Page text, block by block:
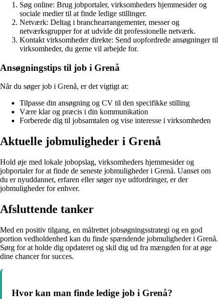
Søg online: Brug jobportaler, virksomheders hjemmesider og
sociale medier til at finde ledige stillinger.
Netværk: Deltag i branchearrangementer, messer og
netværksgrupper for at udvide dit professionelle netværk.
Kontakt virksomheder direkte: Send uopfordrede ansøgninger til
virksomheder, du gerne vil arbejde for.
Ansøgningstips til job i Grenå
Når du søger job i Grenå, er det vigtigt at:
Tilpasse din ansøgning og CV til den specifikke stilling
Være klar og præcis i din kommunikation
Forberede dig til jobsamtalen og vise interesse i virksomheden
Aktuelle jobmuligheder i Grenå
Hold øje med lokale jobopslag, virksomheders hjemmesider og
jobportaler for at finde de seneste jobmuligheder i Grenå. Uanset om
du er nyuddannet, erfaren eller søger nye udfordringer, er der
jobmuligheder for enhver.
Afsluttende tanker
Med en positiv tilgang, en målrettet jobsøgningsstrategi og en god
portion vedholdenhed kan du finde spændende jobmuligheder i Grenå.
Sørg for at holde dig opdateret og skil dig ud fra mængden for at øge
dine chancer for succes.
Hvor kan man finde ledige job i Grenå?